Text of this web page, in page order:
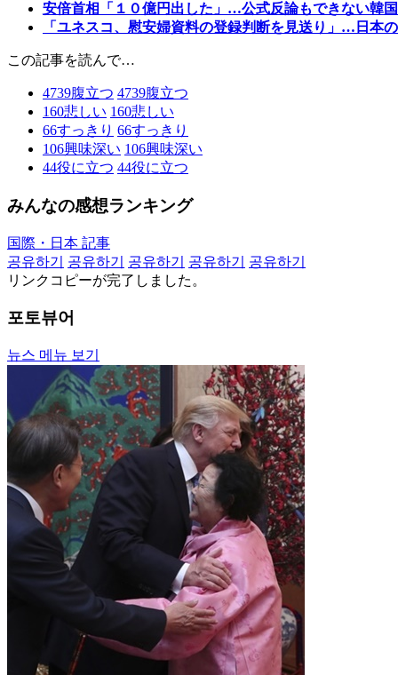
安倍首相「１０億円出した」…公式反論もできない韓
「ユネスコ、慰安婦資料の登録判断を見送り」…日本
この記事を読んで…
4739腹立つ 4739腹立つ
160悲しい 160悲しい
66すっきり 66すっきり
106興味深い 106興味深い
44役に立つ 44役に立つ
みんなの感想ランキング
国際・日本 記事
공유하기
공유하기 공유하기 공유하기
공유하기
リンクコピーが完了しました。
포토뷰어
뉴스 메뉴 보기